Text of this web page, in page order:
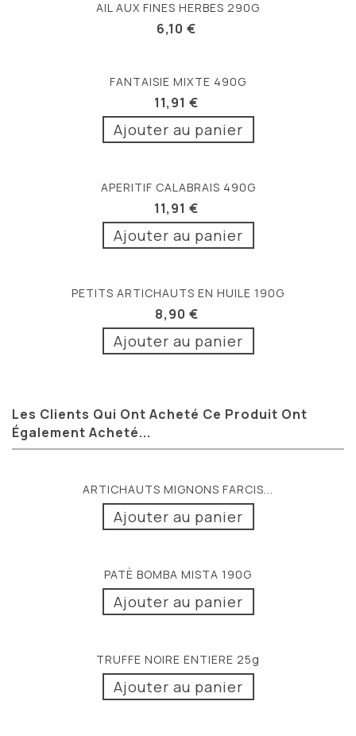
AIL AUX FINES HERBES 290G
6,10 €
FANTAISIE MIXTE 490G
11,91 €
Ajouter au panier
APERITIF CALABRAIS 490G
11,91 €
Ajouter au panier
PETITS ARTICHAUTS EN HUILE 190G
8,90 €
Ajouter au panier
Les Clients Qui Ont Acheté Ce Produit Ont
Également Acheté...
ARTICHAUTS MIGNONS FARCIS...
Ajouter au panier
PATÈ BOMBA MISTA 190G
Ajouter au panier
TRUFFE NOIRE ENTIERE 25g
Ajouter au panier